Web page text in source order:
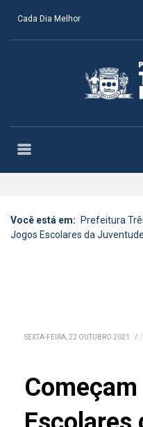
Cada Dia Melhor
Você está em: Prefeitura
Jogos Escolares da
SEXTA-FEIRA, 22 OUTUBRO 2021 /